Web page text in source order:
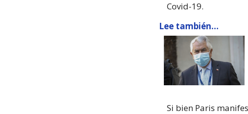
Covid-19.
Lee también...
Si bien Paris